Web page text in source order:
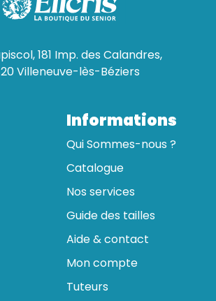
181 Imp. des Calandres,
Villeneuve-lès-Béziers
Informations
Qui Sommes-nous ?
Catalogue
Nos services
Guide des tailles
Aide & contact
Mon compte
Tuteurs